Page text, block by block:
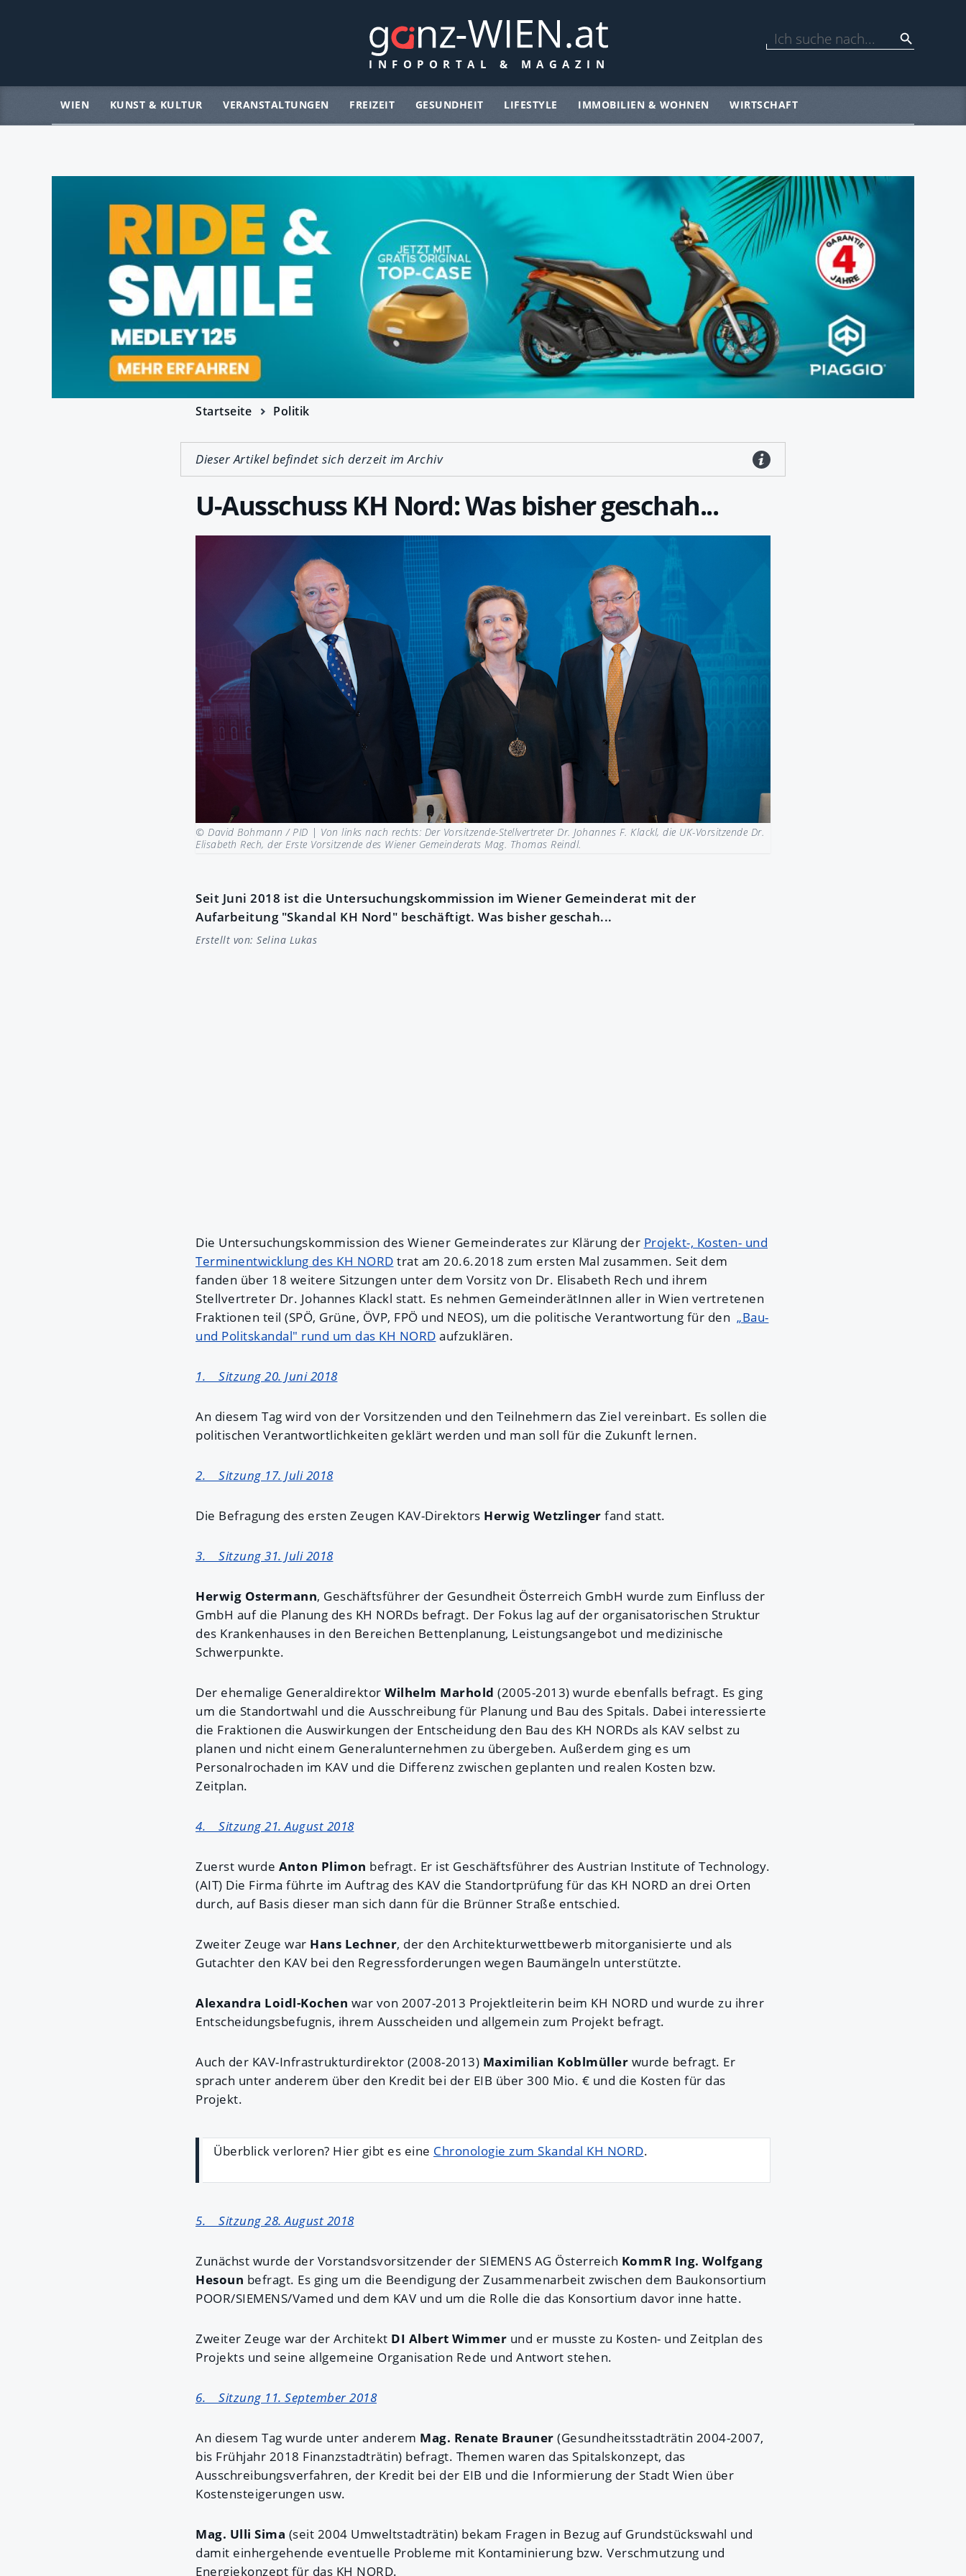
WIEN KUNST & KULTUR VERANSTALTUNGEN FREIZEIT GESUNDHEIT LIFESTYLE IMMOBILIEN & WOHNEN WIRTSCHAFT
Startseite Politik
Dieser Artikel befindet sich derzeit im Archiv
U-Ausschuss KH Nord: Was bisher geschah...
© David Bohmann / PID | Von links nach rechts: Der Vorsitzende-Stellvertreter Dr. Johannes F. Klackl, die UK-Vorsitzende Dr.
Elisabeth Rech, der Erste Vorsitzende des Wiener Gemeinderats Mag. Thomas Reindl.
Seit Juni 2018 ist die Untersuchungskommission im Wiener Gemeinderat mit der
Aufarbeitung "Skandal KH Nord" beschäftigt. Was bisher geschah...
Erstellt von: Selina Lukas
Die Untersuchungskommission des Wiener Gemeinderates zur Klärung der Projekt-, Kosten- und
Terminentwicklung des KH NORD trat am 20.6.2018 zum ersten Mal zusammen. Seit dem
fanden über 18 weitere Sitzungen unter dem Vorsitz von Dr. Elisabeth Rech und ihrem
Stellvertreter Dr. Johannes Klackl statt. Es nehmen GemeinderätInnen aller in Wien vertretenen
Fraktionen teil (SPÖ, Grüne, ÖVP, FPÖ und NEOS), um die politische Verantwortung für den „Bau-
und Politskandal" rund um das KH NORD aufzuklären.
1. Sitzung 20. Juni 2018
An diesem Tag wird von der Vorsitzenden und den Teilnehmern das Ziel vereinbart. Es sollen die
politischen Verantwortlichkeiten geklärt werden und man soll für die Zukunft lernen.
2. Sitzung 17. Juli 2018
Die Befragung des ersten Zeugen KAV-Direktors Herwig Wetzlinger fand statt.
3. Sitzung 31. Juli 2018
Herwig Ostermann, Geschäftsführer der Gesundheit Österreich GmbH wurde zum Einfluss der
GmbH auf die Planung des KH NORDs befragt. Der Fokus lag auf der organisatorischen Struktur
des Krankenhauses in den Bereichen Bettenplanung, Leistungsangebot und medizinische
Schwerpunkte.
Der ehemalige Generaldirektor Wilhelm Marhold (2005-2013) wurde ebenfalls befragt. Es ging
um die Standortwahl und die Ausschreibung für Planung und Bau des Spitals. Dabei interessierte
die Fraktionen die Auswirkungen der Entscheidung den Bau des KH NORDs als KAV selbst zu
planen und nicht einem Generalunternehmen zu übergeben. Außerdem ging es um
Personalrochaden im KAV und die Differenz zwischen geplanten und realen Kosten bzw.
Zeitplan.
4. Sitzung 21. August 2018
Zuerst wurde Anton Plimon befragt. Er ist Geschäftsführer des Austrian Institute of Technology.
(AIT) Die Firma führte im Auftrag des KAV die Standortprüfung für das KH NORD an drei Orten
durch, auf Basis dieser man sich dann für die Brünner Straße entschied.
Zweiter Zeuge war Hans Lechner, der den Architekturwettbewerb mitorganisierte und als
Gutachter den KAV bei den Regressforderungen wegen Baumängeln unterstützte.
Alexandra Loidl-Kochen war von 2007-2013 Projektleiterin beim KH NORD und wurde zu ihrer
Entscheidungsbefugnis, ihrem Ausscheiden und allgemein zum Projekt befragt.
Auch der KAV-Infrastrukturdirektor (2008-2013) Maximilian Koblmüller wurde befragt. Er
sprach unter anderem über den Kredit bei der EIB über 300 Mio. € und die Kosten für das
Projekt.
Überblick verloren? Hier gibt es eine Chronologie zum Skandal KH NORD.
5. Sitzung 28. August 2018
Zunächst wurde der Vorstandsvorsitzender der SIEMENS AG Österreich KommR Ing. Wolfgang
Hesoun befragt. Es ging um die Beendigung der Zusammenarbeit zwischen dem Baukonsortium
POOR/SIEMENS/Vamed und dem KAV und um die Rolle die das Konsortium davor inne hatte.
Zweiter Zeuge war der Architekt DI Albert Wimmer und er musste zu Kosten- und Zeitplan des
Projekts und seine allgemeine Organisation Rede und Antwort stehen.
6. Sitzung 11. September 2018
An diesem Tag wurde unter anderem Mag. Renate Brauner (Gesundheitsstadträtin 2004-2007,
bis Frühjahr 2018 Finanzstadträtin) befragt. Themen waren das Spitalskonzept, das
Ausschreibungsverfahren, der Kredit bei der EIB und die Informierung der Stadt Wien über
Kostensteigerungen usw.
Mag. Ulli Sima (seit 2004 Umweltstadträtin) bekam Fragen in Bezug auf Grundstückswahl und
damit einhergehende eventuelle Probleme mit Kontaminierung bzw. Verschmutzung und
Energiekonzept für das KH NORD.